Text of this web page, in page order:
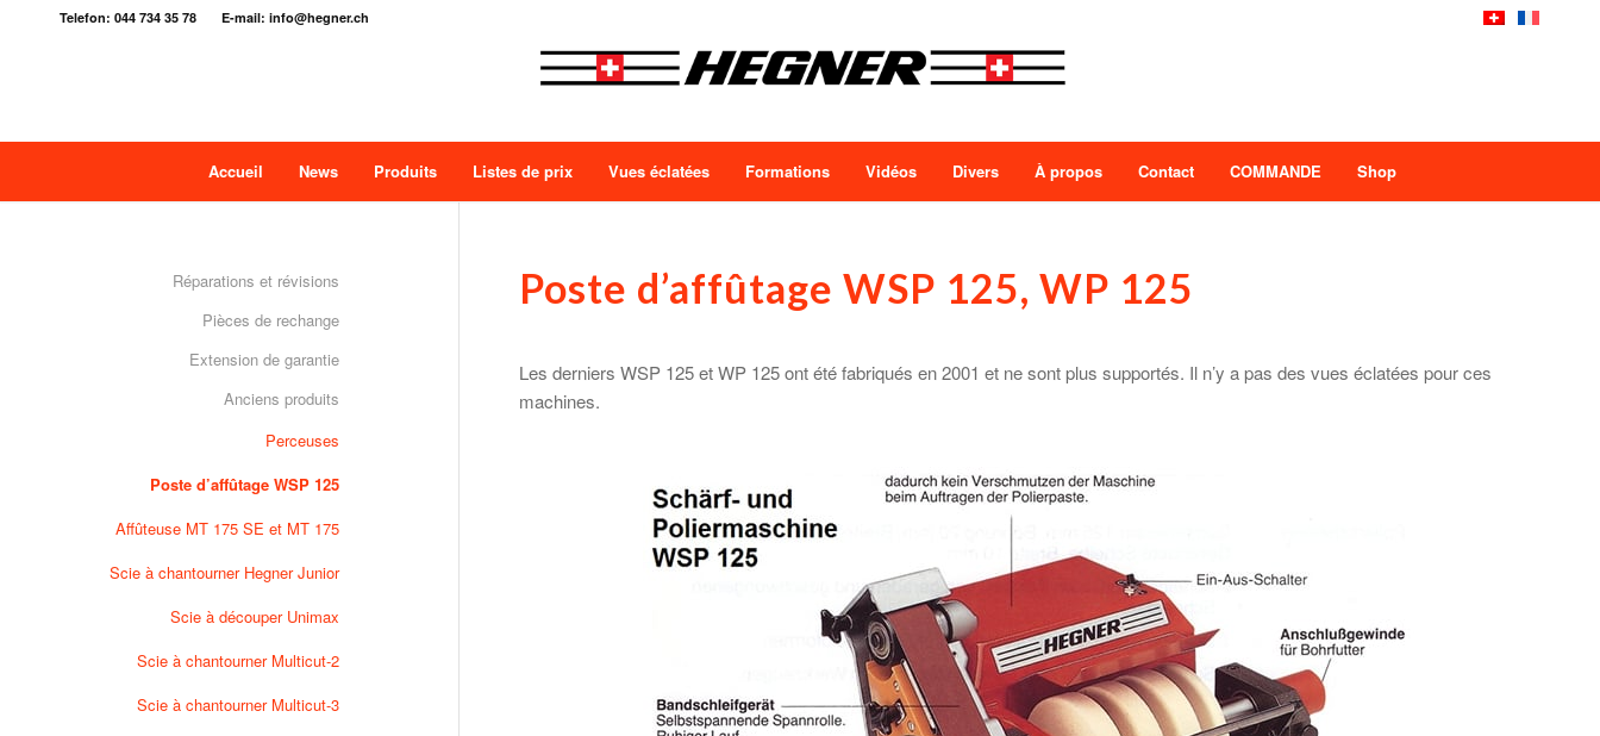
Telefon: 044 734 35 78 E-mail: info@hegner.ch
Accueil News Produits Listes de prix Vues éclatées Formations Vidéos Divers À propos Contact COMMANDE Shop
Poste d’affûtage WSP 125, WP 125
Les derniers WSP 125 et WP 125 ont été fabriqués en 2001 et ne sont plus supportés. Il n’y a pas des vues éclatées pour ces
machines.
Réparations et révisions
Pièces de rechange
Extension de garantie
Anciens produits
Perceuses
Poste d’affûtage WSP 125
Affûteuse MT 175 SE et MT 175
Scie à chantourner Hegner Junior
Scie à découper Unimax
Scie à chantourner Multicut-2
Scie à chantourner Multicut-3